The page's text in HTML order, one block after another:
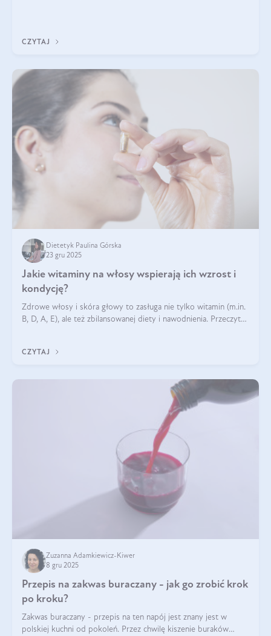
CZYTAJ
Dietetyk Paulina Górska
23 gru 2025
Jakie witaminy na włosy wspierają ich wzrost i
kondycję?
Zdrowe włosy i skóra głowy to zasługa nie tylko witamin (m.in.
B, D, A, E), ale też zbilansowanej diety i nawodnienia. Przeczytaj
CZYTAJ
Zuzanna Adamkiewicz-Kiwer
8 gru 2025
Przepis na zakwas buraczany - jak go zrobić krok
po kroku?
Zakwas buraczany - przepis na ten napój jest znany jest w
polskiej kuchni od pokoleń. Przez chwilę kiszenie buraków